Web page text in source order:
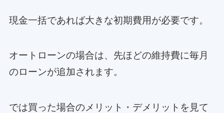
現金一括であれば大きな初期費用が必要です。
オートローンの場合は、先ほどの維持費に毎月
のローンが追加されます。
では買った場合のメリット・デメリットを見て